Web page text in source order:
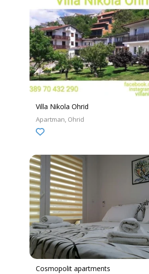
Villa Nikola Ohrid
Apartman Ohrid
Cosmopolit apartments